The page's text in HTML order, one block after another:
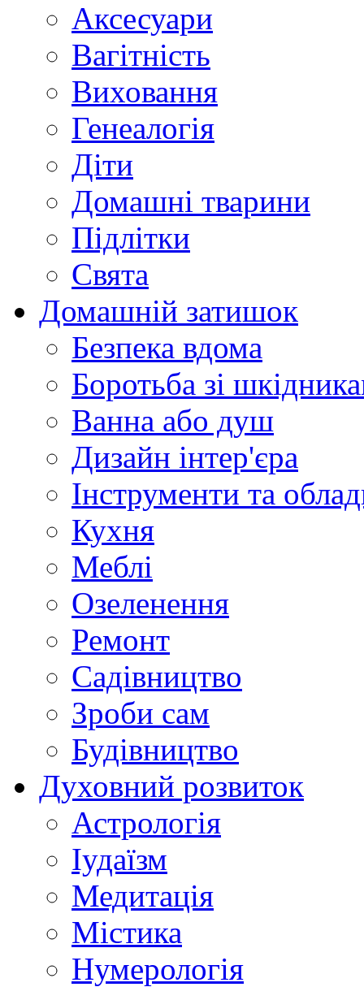
Аксесуари
Вагітність
Виховання
Генеалогія
Діти
Домашні тварини
Підлітки
Свята
Домашній затишок
Безпека вдома
Боротьба зі
Ванна або душ
Дизайн інтер'єра
Інструменти та
Кухня
Меблі
Озеленення
Ремонт
Садівництво
Зроби сам
Будівництво
Духовний розвиток
Астрологія
Іудаїзм
Медитація
Містика
Нумерологія